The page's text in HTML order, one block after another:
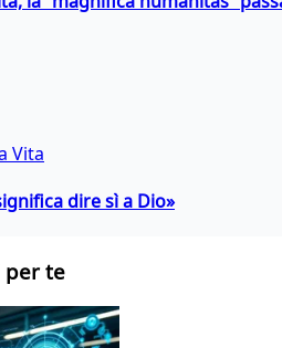
Vita
dire sì a Dio»
per te